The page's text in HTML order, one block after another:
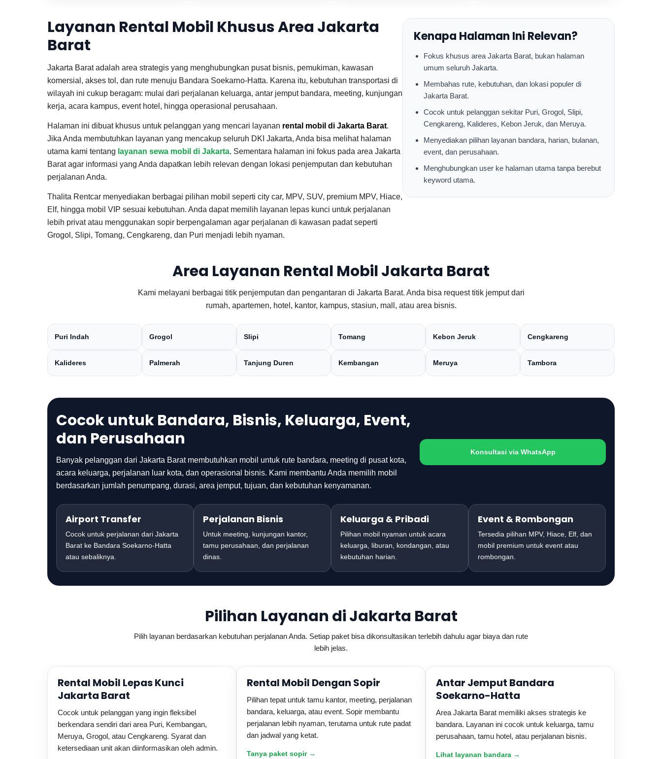
Layanan Rental Mobil Khusus Area Jakarta
Barat
Jakarta Barat adalah area strategis yang menghubungkan pusat bisnis, pemukiman, kawasan
komersial, akses tol, dan rute menuju Bandara Soekarno-Hatta. Karena itu, kebutuhan transportasi di
wilayah ini cukup beragam: mulai dari perjalanan keluarga, antar jemput bandara, meeting, kunjungan
kerja, acara kampus, event hotel, hingga operasional perusahaan.
Halaman ini dibuat khusus untuk pelanggan yang mencari layanan rental mobil di Jakarta Barat.
Jika Anda membutuhkan layanan yang mencakup seluruh DKI Jakarta, Anda bisa melihat halaman
utama kami tentang layanan sewa mobil di Jakarta. Sementara halaman ini fokus pada area Jakarta
Barat agar informasi yang Anda dapatkan lebih relevan dengan lokasi penjemputan dan kebutuhan
perjalanan Anda.
Thalita Rentcar menyediakan berbagai pilihan mobil seperti city car, MPV, SUV, premium MPV, Hiace,
Elf, hingga mobil VIP sesuai kebutuhan. Anda dapat memilih layanan lepas kunci untuk perjalanan
lebih privat atau menggunakan sopir berpengalaman agar perjalanan di kawasan padat seperti
Grogol, Slipi, Tomang, Cengkareng, dan Puri menjadi lebih nyaman.
Kenapa Halaman Ini Relevan?
Fokus khusus area Jakarta Barat, bukan halaman
umum seluruh Jakarta.
Membahas rute, kebutuhan, dan lokasi populer di
Jakarta Barat.
Cocok untuk pelanggan sekitar Puri, Grogol, Slipi,
Cengkareng, Kalideres, Kebon Jeruk, dan Meruya.
Menyediakan pilihan layanan bandara, harian, bulanan,
event, dan perusahaan.
Menghubungkan user ke halaman utama tanpa berebut
keyword utama.
Area Layanan Rental Mobil Jakarta Barat
Kami melayani berbagai titik penjemputan dan pengantaran di Jakarta Barat. Anda bisa request titik jemput dari
rumah, apartemen, hotel, kantor, kampus, stasiun, mall, atau area bisnis.
Puri Indah Grogol Slipi Tomang Kebon Jeruk Cengkareng
Kalideres Palmerah Tanjung Duren Kembangan Meruya Tambora
Cocok untuk Bandara, Bisnis, Keluarga, Event,
dan Perusahaan
Banyak pelanggan dari Jakarta Barat membutuhkan mobil untuk rute bandara, meeting di pusat kota,
acara keluarga, perjalanan luar kota, dan operasional bisnis. Kami membantu Anda memilih mobil
berdasarkan jumlah penumpang, durasi, area jemput, tujuan, dan kebutuhan kenyamanan.
Konsultasi via WhatsApp
Airport Transfer
Cocok untuk perjalanan dari Jakarta
Barat ke Bandara Soekarno-Hatta
atau sebaliknya.
Perjalanan Bisnis
Untuk meeting, kunjungan kantor,
tamu perusahaan, dan perjalanan
dinas.
Keluarga & Pribadi
Pilihan mobil nyaman untuk acara
keluarga, liburan, kondangan, atau
kebutuhan harian.
Event & Rombongan
Tersedia pilihan MPV, Hiace, Elf, dan
mobil premium untuk event atau
rombongan.
Pilihan Layanan di Jakarta Barat
Pilih layanan berdasarkan kebutuhan perjalanan Anda. Setiap paket bisa dikonsultasikan terlebih dahulu agar biaya dan rute
lebih jelas.
Rental Mobil Lepas Kunci
Jakarta Barat
Cocok untuk pelanggan yang ingin fleksibel
berkendara sendiri dari area Puri, Kembangan,
Meruya, Grogol, atau Cengkareng. Syarat dan
ketersediaan unit akan diinformasikan oleh admin.
Rental Mobil Dengan Sopir
Pilihan tepat untuk tamu kantor, meeting, perjalanan
bandara, keluarga, atau event. Sopir membantu
perjalanan lebih nyaman, terutama untuk rute padat
dan jadwal yang ketat.
Tanya paket sopir →
Antar Jemput Bandara
Soekarno-Hatta
Area Jakarta Barat memiliki akses strategis ke
bandara. Layanan ini cocok untuk keluarga, tamu
perusahaan, tamu hotel, atau perjalanan bisnis.
Lihat layanan bandara →